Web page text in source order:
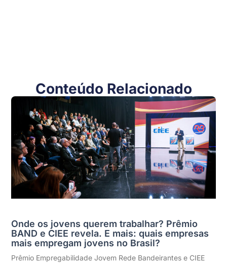
Conteúdo Relacionado
Onde os jovens querem trabalhar? Prêmio
BAND e CIEE revela. E mais: quais empresas
mais empregam jovens no Brasil?
Prêmio Empregabilidade Jovem Rede Bandeirantes e CIEE